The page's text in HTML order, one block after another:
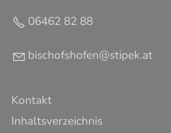
06462 82 88
b sch fsh f n stp k t
Kontakt
Inhaltsverzeichnis